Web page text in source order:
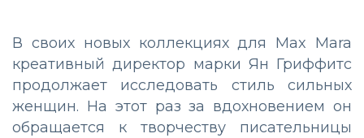
В своих новых коллекциях для Max Mara
креативный директор марки Ян Гриффитс
продолжает исследовать стиль сильных
женщин. На этот раз за вдохновением он
обращается к творчеству писательницы